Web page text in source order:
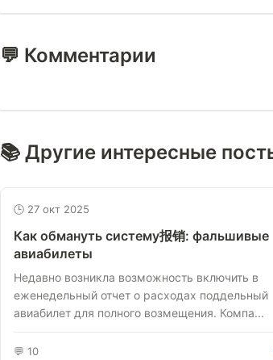
💬 Комментарии
📚 Другие интересные
🕒 27 окт 2025
Как обмануть систему报销: фальшивые
авиабилеты
Недавно возникла возможность включить в
еженедельный отчет о расходах поддельный
авиабилет для полного возмещения. Компа...
💬 10